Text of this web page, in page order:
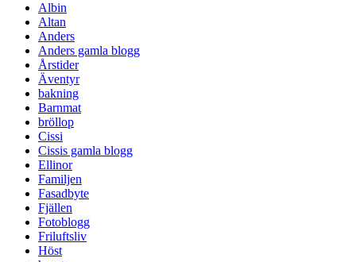
Albin
Altan
Anders
Anders gamla blogg
Årstider
Äventyr
bakning
Barnmat
bröllop
Cissi
Cissis gamla blogg
Ellinor
Familjen
Fasadbyte
Fjällen
Fotoblogg
Friluftsliv
Höst